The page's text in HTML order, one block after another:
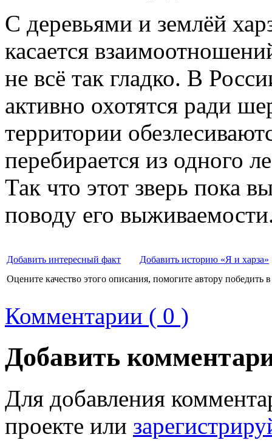
С деревьями и землёй
касается
не всё так гладко. В
активно охотятся ради
территории
перебирается из одного
Так что этот зверь пока
поводу его
Добавить интересный факт
Добавить историю «Я и харза»
Оцените качество этого описания, помогите автору победить
Комментарии ( 0 )
Добавить
Для добавления
проекте или